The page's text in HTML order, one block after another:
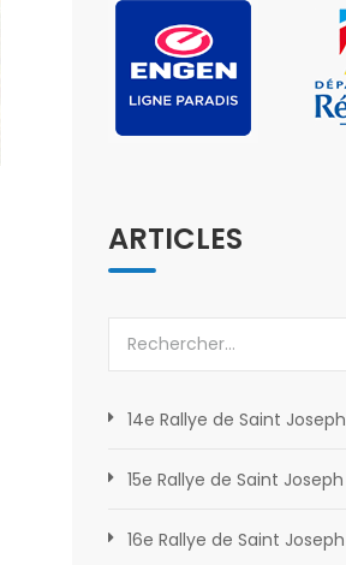
ARTICLES
Rechercher :
14e Rallye de Saint Joseph
15e Rallye de Saint Joseph
16e Rallye de Saint Joseph